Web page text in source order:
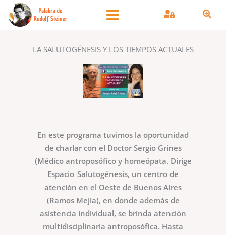
contenido
LA SALUTOGÉNESIS Y LOS TIEMPOS ACTUALES
En este programa tuvimos la oportunidad
de charlar con el Doctor Sergio Grines
(Médico antroposófico y homeópata. Dirige
Espacio_Salutogénesis, un centro de
atención en el Oeste de Buenos Aires
(Ramos Mejía), en donde además de
asistencia individual, se brinda atención
multidisciplinaria antroposófica. Hasta